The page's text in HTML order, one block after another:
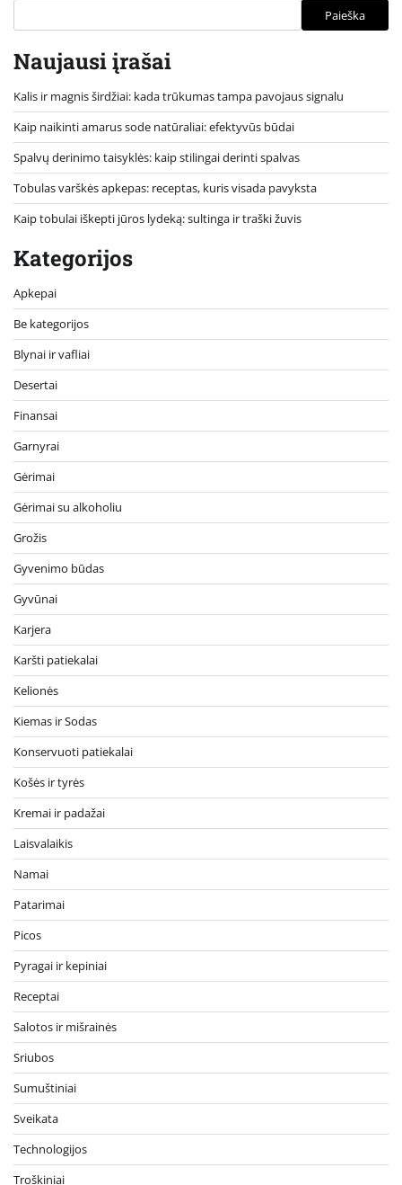
Paieška
Naujausi įrašai
Kalis ir magnis širdžiai: kada trūkumas tampa pavojaus signalu
Kaip naikinti amarus sode natūraliai: efektyvūs būdai
Spalvų derinimo taisyklės: kaip stilingai derinti spalvas
Tobulas varškės apkepas: receptas, kuris visada pavyksta
Kaip tobulai iškepti jūros lydeką: sultinga ir traški žuvis
Kategorijos
Apkepai
Be kategorijos
Blynai ir vafliai
Desertai
Finansai
Garnyrai
Gėrimai
Gėrimai su alkoholiu
Grožis
Gyvenimo būdas
Gyvūnai
Karjera
Karšti patiekalai
Kelionės
Kiemas ir Sodas
Konservuoti patiekalai
Košės ir tyrės
Kremai ir padažai
Laisvalaikis
Namai
Patarimai
Picos
Pyragai ir kepiniai
Receptai
Salotos ir mišrainės
Sriubos
Sumuštiniai
Sveikata
Technologijos
Troškiniai